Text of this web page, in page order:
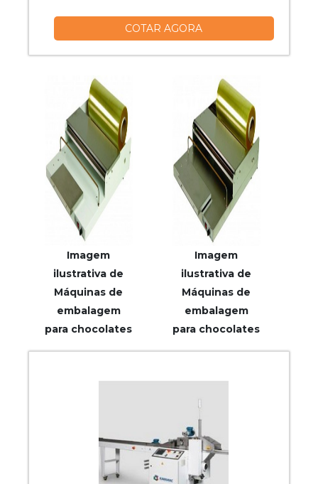
empresas especializadas. Esse tipo de
prejuízos com substituições frequentes
de peças defeituosas. Assim, é possível ...
COTAR AGORA
Imagem
ilustrativa de
Máquinas de
embalagem
para chocolates
Imagem
ilustrativa de
Máquinas de
embalagem
para chocolates